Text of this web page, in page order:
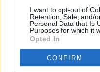
I want to opt-out of
Retention, Sale, and/
Personal Data that Is
Purposes for which it
Opted In
CONFIRM
zimowe wakacje we
coraz chętniej
Meksyk, Kenię czy
Zobacz także